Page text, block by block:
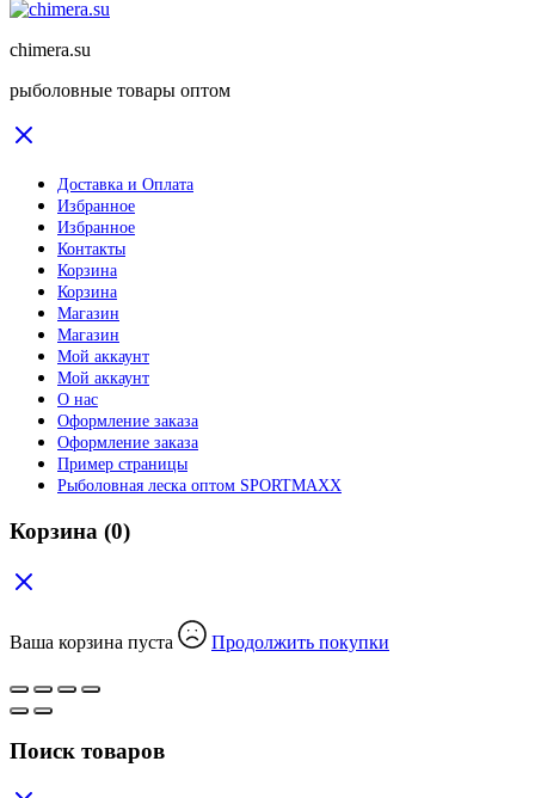
chimera.su
рыболовные товары оптом
Доставка и Оплата
Избранное
Избранное
Контакты
Корзина
Корзина
Магазин
Магазин
Мой аккаунт
Мой аккаунт
О нас
Оформление заказа
Оформление заказа
Пример страницы
Рыболовная леска оптом SPORTMAXX
Корзина (0)
Ваша корзина пуста Продолжить покупки
Поиск товаров